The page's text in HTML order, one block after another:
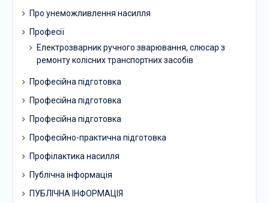
Про унеможливлення насилля
Професії
Електрозварник ручного зварювання, слюсар з
ремонту колісних транспортних засобів
Професійна підготовка
Професійна підготовка
Професійна підготовка
Професійно-практична підготовка
Профілактика насилля
Публічна інформація
ПУБЛІЧНА ІНФОРМАЦІЯ